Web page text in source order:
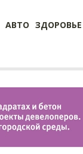
АВТО ЗДОРОВЬЕ